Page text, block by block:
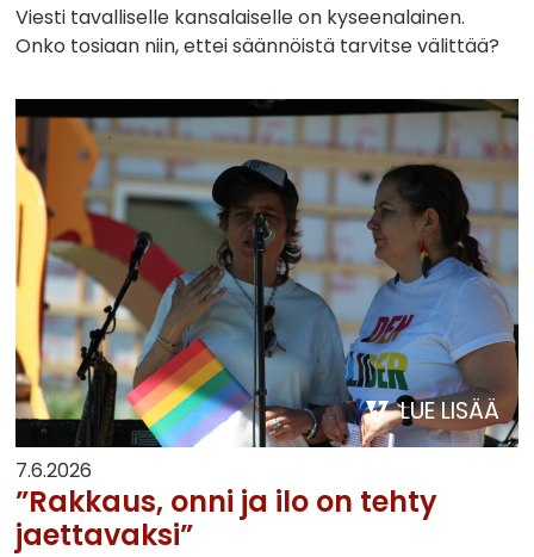
Viesti tavalliselle kansalaiselle on kyseenalainen.
Onko tosiaan niin, ettei säännöistä tarvitse välittää?
LUE LISÄÄ
7.6.2026
”Rakkaus, onni ja ilo on tehty
jaettavaksi”